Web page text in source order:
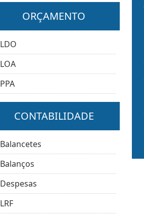
ORÇAMENTO
LDO
LOA
PPA
CONTABILIDADE
Balancetes
Balanços
Despesas
LRF